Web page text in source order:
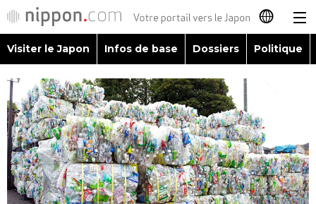
日本語
English
简体字
繁體字
Español
Visiter le Japon
Infos de base
Visiter le Japon Infos de base Dossiers Politique